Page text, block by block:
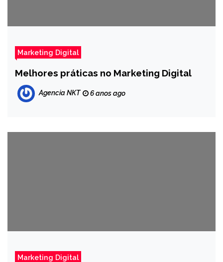
Marketing Digital
Melhores práticas no Marketing Digital
Agencia NKT 6 anos ago
Marketing Digital